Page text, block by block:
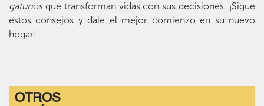
gatunosque transforman vidas con sus decisiones. ¡Sigue
estos consejos y dale el mejor comienzo en su nuevo
hogar!
OTROS